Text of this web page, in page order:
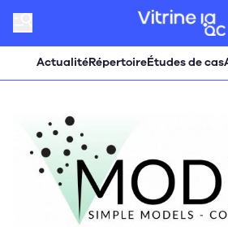
ActualitéRépertoireÉtudes de cas